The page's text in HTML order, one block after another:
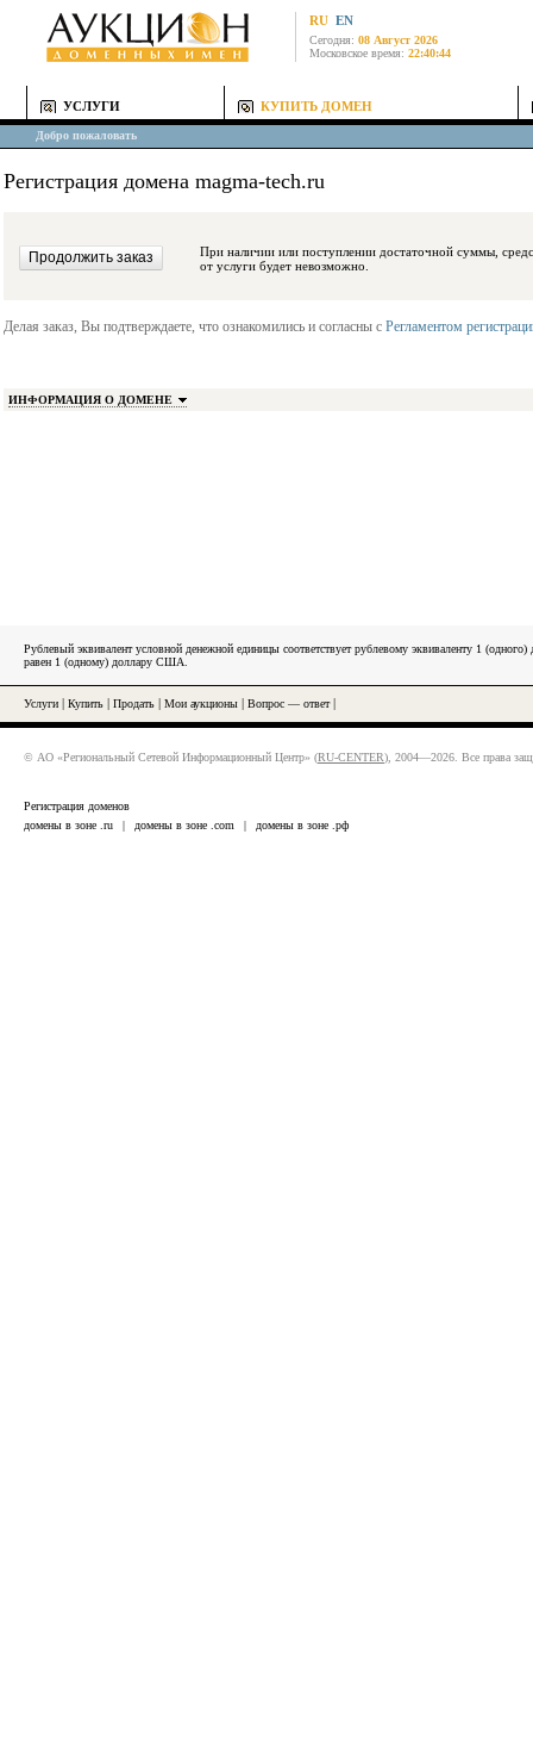
RU EN
Сегодня: 08 Август 2026
Московское время: 22:40:44
УСЛУГИ КУПИТЬ ДОМЕН
Добро пожаловать
Регистрация домена magma-tech.ru
При наличии или поступлении достаточной суммы, средства будут
от услуги будет невозможно.
Делая заказ, Вы подтверждаете, что ознакомились и согласны с Регламентом
ИНФОРМАЦИЯ О ДОМЕНЕ
Рублевый эквивалент условной денежной единицы соответствует рублевому эквиваленту 1
равен 1 (одному) доллару США.
Услуги Купить Продать Мои аукционы Вопрос — ответ|
© АО «Региональный Сетевой Информационный Центр» (RU-CENTER), 2004—2026. Все права
Регистрация доменов
домены в зоне .ru
| домены в зоне .com | домены в зоне .рф